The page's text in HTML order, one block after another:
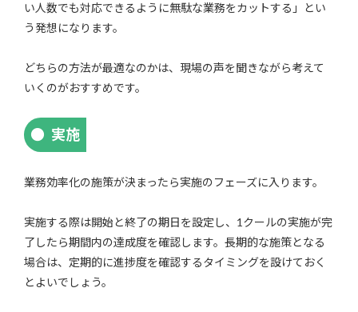
い人数でも対応できるように無駄な業務をカットする」とい
う発想になります。
どちらの方法が最適なのかは、現場の声を聞きながら考えて
いくのがおすすめです。
実施
業務効率化の施策が決まったら実施のフェーズに入ります。
実施する際は開始と終了の期日を設定し、1クールの実施が完
了したら期間内の達成度を確認します。長期的な施策となる
場合は、定期的に進捗度を確認するタイミングを設けておく
とよいでしょう。